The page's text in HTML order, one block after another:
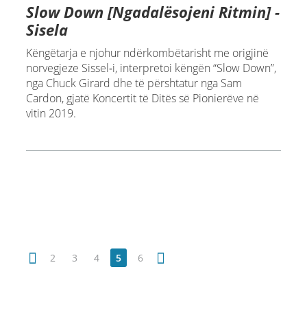
Slow Down [Ngadalësojeni Ritmin] -
Sisela
Këngëtarja e njohur ndërkombëtarisht me origjinë
norvegjeze Sissel‑i, interpretoi këngën “Slow Down”,
nga Chuck Girard dhe të përshtatur nga Sam
Cardon, gjatë Koncertit të Ditës së Pionierëve në
vitin 2019.
2 3 4 5 6